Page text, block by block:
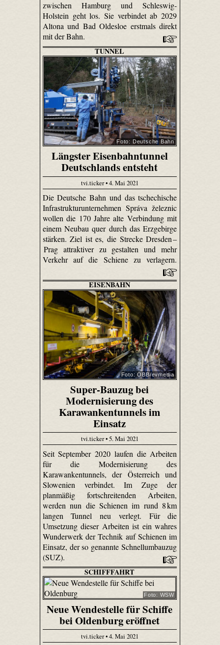
zwischen Hamburg und Schleswig-
Holstein geht los. Sie verbindet ab 2029
Altona und Bad Oldesloe erstmals direkt
mit der Bahn.
TUNNEL
Foto: Deutsche Bahn
Längster Eisenbahntunnel
Deutschlands entsteht
tvi.ticker • 4. Mai 2021
Die Deutsche Bahn und das tschechische
Infrastrukturunternehmen Správa železnic
wollen die 170 Jahre alte Verbindung mit
einem Neubau quer durch das Erzgebirge
stärken. Ziel ist es, die Strecke Dresden –
Prag attraktiver zu gestalten und mehr
Verkehr auf die Schiene zu verlagern.
EISENBAHN
Foto: ÖBB/evmedia
Super-Bauzug bei
Modernisierung des
Karawankentunnels im
Einsatz
tvi.ticker • 5. Mai 2021
Seit September 2020 laufen die Arbeiten
für die Modernisierung des
Karawankentunnels, der Österreich und
Slowenien verbindet. Im Zuge der
planmäßig fortschreitenden Arbeiten,
werden nun die Schienen im rund 8 km
langen Tunnel neu verlegt. Für die
Umsetzung dieser Arbeiten ist ein wahres
Wunderwerk der Technik auf Schienen im
Einsatz, der so genannte Schnellumbauzug
(SUZ).
SCHIFFFAHRT
Foto: WSW
Neue Wendestelle für Schiffe
bei Oldenburg eröffnet
tvi.ticker • 4. Mai 2021